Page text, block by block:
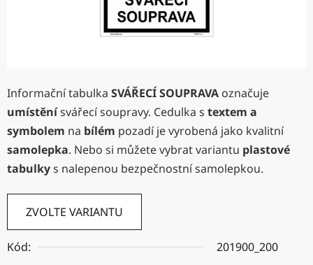
Informační tabulka SVÁŘECÍ SOUPRAVA označuje
umístěnísvářecí soupravy. Cedulka s textem a
symbolem na bílém pozadí je vyrobená jako kvalitní
samolepka. Nebo si můžete vybrat variantu plastové
tabulkys nalepenou bezpečnostní samolepkou.
ZVOLTE VARIANTU
Kód: 201900_200